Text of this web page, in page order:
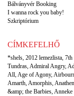
Bálványvér Booking
I wanna rock you baby!
Szkriptórium
CÍMKEFELHŐ
*shels, 2012 lemezlista, 7th
Tundras,Admiral Angry,
All,Age of Agony,
Amarth,Amorphis,
&amp; the Barbies,Anneke